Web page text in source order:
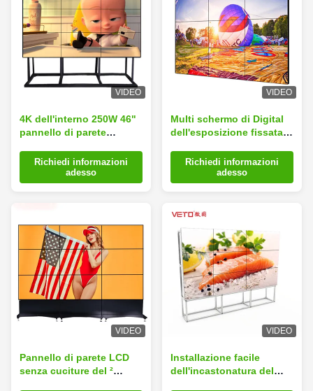
VIDEO
4K dell'interno 250W 46"
pannello di parete
liquidi del ² di 3x3
500cd/m video
Richiedi informazioni
adesso
VIDEO
Multi schermo di Digital
dell'esposizione fissata
pubblicità casuale
cucendo 1,7 millimetri
Richiedi informazioni
adesso
VIDEO
Pannello di parete LCD
senza cuciture del ²
VIDEO
Installazione facile
dell'incastonatura del